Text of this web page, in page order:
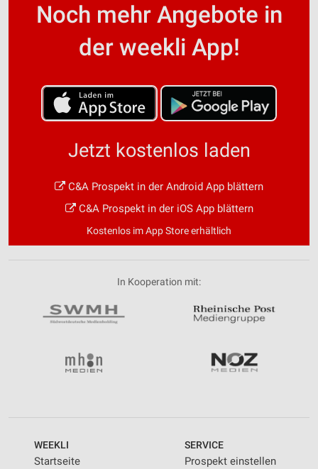
Noch mehr Angebote in
der weekli App!
Jetzt kostenlos laden
C&A Prospekt in der Android App blättern
C&A Prospekt in der iOS App blättern
Kostenlos im App Store erhältlich
In Kooperation mit:
WEEKLI
Startseite
SERVICE
Prospekt einstellen